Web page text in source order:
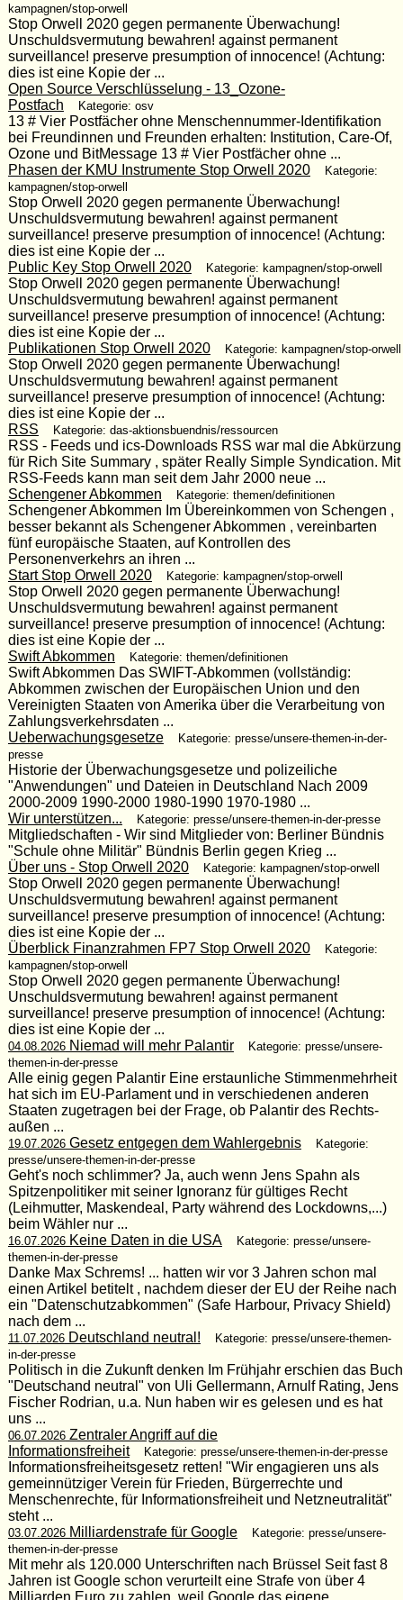
kampagnen/stop-orwell
Stop Orwell 2020 gegen permanente Überwachung!
Unschuldsvermutung bewahren! against permanent
surveillance! preserve presumption of innocence! (Achtung:
dies ist eine Kopie der ...
Open Source Verschlüsselung - 13_Ozone-
Postfach
Kategorie: osv
13 # Vier Postfächer ohne Menschennummer-Identifikation
bei Freundinnen und Freunden erhalten: Institution, Care-Of,
Ozone und BitMessage 13 # Vier Postfächer ohne ...
Phasen der KMU Instrumente Stop Orwell 2020
Kategorie:
kampagnen/stop-orwell
Stop Orwell 2020 gegen permanente Überwachung!
Unschuldsvermutung bewahren! against permanent
surveillance! preserve presumption of innocence! (Achtung:
dies ist eine Kopie der ...
Public Key Stop Orwell 2020
Kategorie: kampagnen/stop-orwell
Stop Orwell 2020 gegen permanente Überwachung!
Unschuldsvermutung bewahren! against permanent
surveillance! preserve presumption of innocence! (Achtung:
dies ist eine Kopie der ...
Publikationen Stop Orwell 2020
Kategorie: kampagnen/stop-orwell
Stop Orwell 2020 gegen permanente Überwachung!
Unschuldsvermutung bewahren! against permanent
surveillance! preserve presumption of innocence! (Achtung:
dies ist eine Kopie der ...
RSS
Kategorie: das-aktionsbuendnis/ressourcen
RSS - Feeds und ics-Downloads RSS war mal die Abkürzung
für Rich Site Summary , später Really Simple Syndication. Mit
RSS-Feeds kann man seit dem Jahr 2000 neue ...
Schengener Abkommen
Kategorie: themen/definitionen
Schengener Abkommen Im Übereinkommen von Schengen ,
besser bekannt als Schengener Abkommen , vereinbarten
fünf europäische Staaten, auf Kontrollen des
Personenverkehrs an ihren ...
Start Stop Orwell 2020
Kategorie: kampagnen/stop-orwell
Stop Orwell 2020 gegen permanente Überwachung!
Unschuldsvermutung bewahren! against permanent
surveillance! preserve presumption of innocence! (Achtung:
dies ist eine Kopie der ...
Swift Abkommen
Kategorie: themen/definitionen
Swift Abkommen Das SWIFT-Abkommen (vollständig:
Abkommen zwischen der Europäischen Union und den
Vereinigten Staaten von Amerika über die Verarbeitung von
Zahlungsverkehrsdaten ...
Ueberwachungsgesetze
Kategorie: presse/unsere-themen-in-der-
presse
Historie der Überwachungsgesetze und polizeiliche
"Anwendungen" und Dateien in Deutschland Nach 2009
2000-2009 1990-2000 1980-1990 1970-1980 ...
Wir unterstützen...
Kategorie: presse/unsere-themen-in-der-presse
Mitgliedschaften - Wir sind Mitglieder von: Berliner Bündnis
"Schule ohne Militär" Bündnis Berlin gegen Krieg ...
Über uns - Stop Orwell 2020
Kategorie: kampagnen/stop-orwell
Stop Orwell 2020 gegen permanente Überwachung!
Unschuldsvermutung bewahren! against permanent
surveillance! preserve presumption of innocence! (Achtung:
dies ist eine Kopie der ...
Überblick Finanzrahmen FP7 Stop Orwell 2020
Kategorie:
kampagnen/stop-orwell
Stop Orwell 2020 gegen permanente Überwachung!
Unschuldsvermutung bewahren! against permanent
surveillance! preserve presumption of innocence! (Achtung:
dies ist eine Kopie der ...
04.08.2026Niemad will mehr Palantir
Kategorie: presse/unsere-
themen-in-der-presse
Alle einig gegen Palantir Eine erstaunliche Stimmenmehrheit
hat sich im EU-Parlament und in verschiedenen anderen
Staaten zugetragen bei der Frage, ob Palantir des Rechts-
außen ...
19.07.2026Gesetz entgegen dem Wahlergebnis
Kategorie:
presse/unsere-themen-in-der-presse
Geht's noch schlimmer? Ja, auch wenn Jens Spahn als
Spitzenpolitiker mit seiner Ignoranz für gültiges Recht
(Leihmutter, Maskendeal, Party während des Lockdowns,...)
beim Wähler nur ...
16.07.2026Keine Daten in die USA
Kategorie: presse/unsere-
themen-in-der-presse
Danke Max Schrems! ... hatten wir vor 3 Jahren schon mal
einen Artikel betitelt , nachdem dieser der EU der Reihe nach
ein "Datenschutzabkommen" (Safe Harbour, Privacy Shield)
nach dem ...
11.07.2026Deutschland neutral!
Kategorie: presse/unsere-themen-
in-der-presse
Politisch in die Zukunft denken Im Frühjahr erschien das Buch
"Deutschand neutral" von Uli Gellermann, Arnulf Rating, Jens
Fischer Rodrian, u.a. Nun haben wir es gelesen und es hat
uns ...
06.07.2026Zentraler Angriff auf die
Informationsfreiheit
Kategorie: presse/unsere-themen-in-der-presse
Informationsfreiheitsgesetz retten! "Wir engagieren uns als
gemeinnütziger Verein für Frieden, Bürgerrechte und
Menschenrechte, für Informationsfreiheit und Netzneutralität"
steht ...
03.07.2026Milliardenstrafe für Google
Kategorie: presse/unsere-
themen-in-der-presse
Mit mehr als 120.000 Unterschriften nach Brüssel Seit fast 8
Jahren ist Google schon verurteilt eine Strafe von über 4
Milliarden Euro zu zahlen, weil Google das eigene